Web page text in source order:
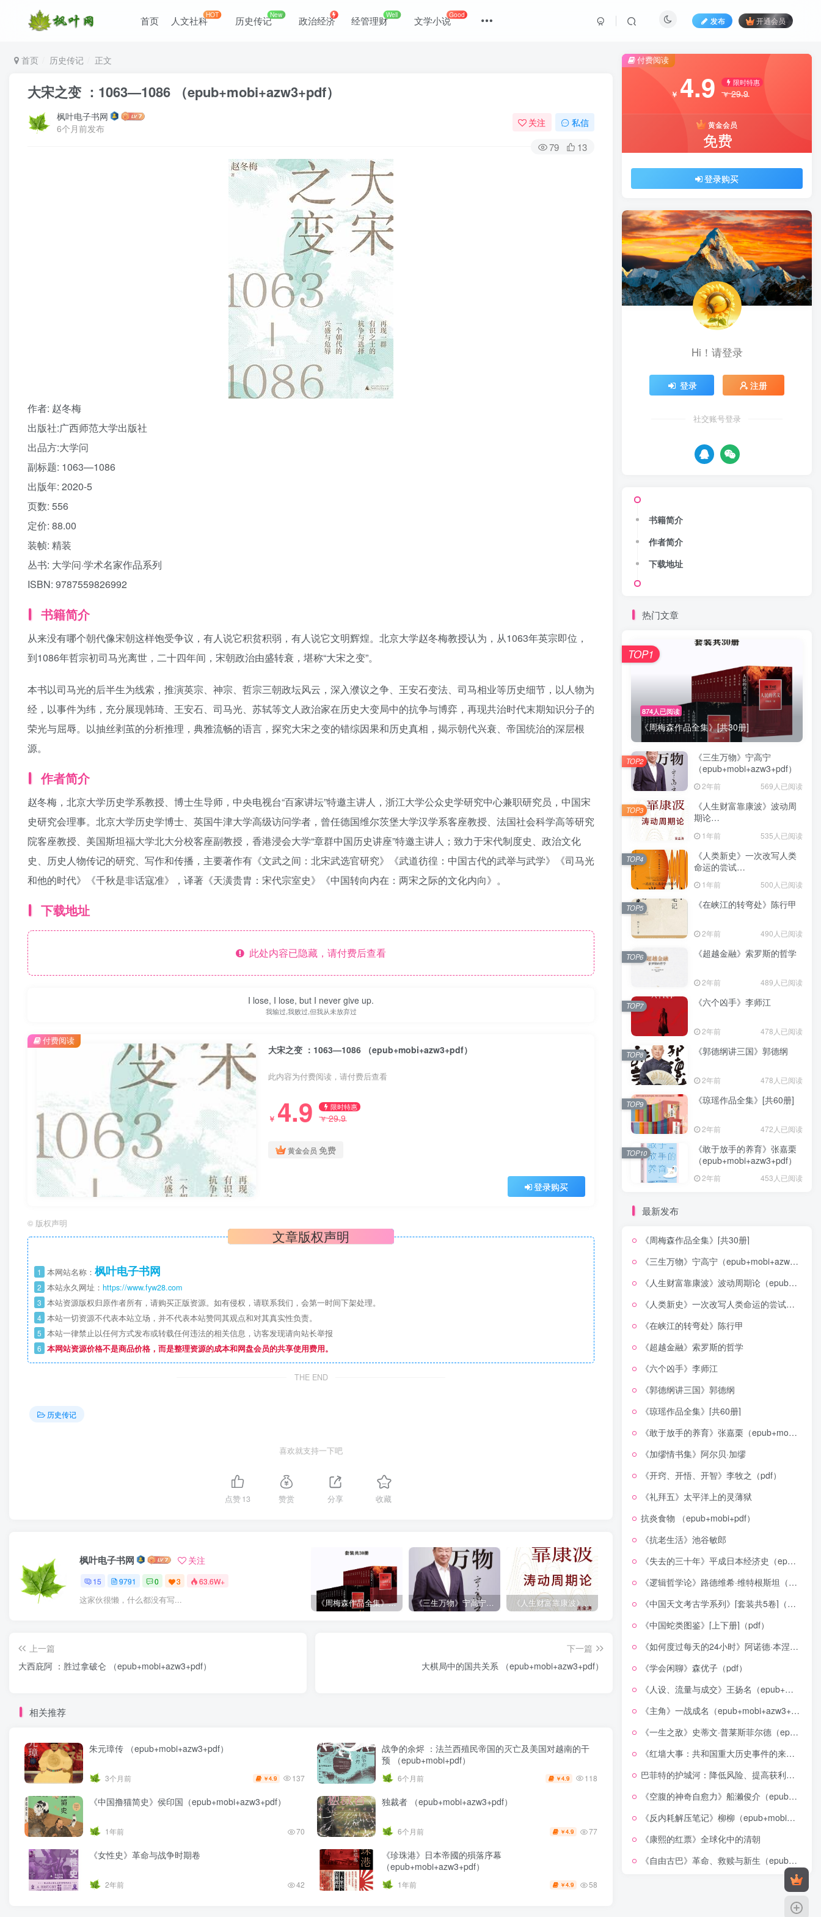
首页 人文社科HOT 历史传记New 政治经济 经管理财Well 文学小说Good
发布 开通会员
首页 历史传记 正文
大宋之变 ：1063—1086 （epub+mobi+azw3+pdf）
枫叶电子书网
6个月前发布
关注 私信
79 13
作者: 赵冬梅
出版社:广西师范大学出版社
出品方:大学问
副标题: 1063—1086
出版年: 2020-5
页数: 556
定价: 88.00
装帧: 精装
丛书: 大学问·学术名家作品系列
ISBN: 9787559826992
书籍简介
从来没有哪个朝代像宋朝这样饱受争议，有人说它积贫积弱，有人说它文明辉煌。北京大学赵冬梅教授认为，从1063年英宗即位，
到1086年哲宗初司马光离世，二十四年间，宋朝政治由盛转衰，堪称“大宋之变”。
本书以司马光的后半生为线索，推演英宗、神宗、哲宗三朝政坛风云，深入濮议之争、王安石变法、司马相业等历史细节，以人物为
经，以事件为纬，充分展现韩琦、王安石、司马光、苏轼等文人政治家在历史大变局中的抗争与博弈，再现共治时代末期知识分子的
荣光与屈辱。以抽丝剥茧的分析推理，典雅流畅的语言，探究大宋之变的错综因果和历史真相，揭示朝代兴衰、帝国统治的深层根
源。
作者简介
赵冬梅，北京大学历史学系教授、博士生导师，中央电视台“百家讲坛”特邀主讲人，浙江大学公众史学研究中心兼职研究员，中国宋
史研究会理事。北京大学历史学博士、英国牛津大学高级访问学者，曾任德国维尔茨堡大学汉学系客座教授、法国社会科学高等研究
院客座教授、美国斯坦福大学北大分校客座副教授，香港浸会大学“章群中国历史讲座”特邀主讲人；致力于宋代制度史、政治文化
史、历史人物传记的研究、写作和传播，主要著作有《文武之间：北宋武选官研究》《武道彷徨：中国古代的武举与武学》《司马光
和他的时代》《千秋是非话寇准》，译著《天潢贵胄：宋代宗室史》《中国转向内在：两宋之际的文化内向》。
下载地址
此处内容已隐藏，请付费后查看
I lose, I lose, but I never give up.
我输过,我败过,但我从未放弃过
大宋之变 ：1063—1086 （epub+mobi+azw3+pdf）
此内容为付费阅读，请付费后查看
￥ 4.9 限时特惠
￥29.9
黄金会员 免费
登录购买
付费阅读
© 版权声明
文章版权声明
1 本网站名称： 枫叶电子书网
2 本站永久网址： https://www.fyw28.com
3 本站资源版权归原作者所有，请购买正版资源。如有侵权，请联系我们，会第一时间下架处理。
4 本站一切资源不代表本站立场，并不代表本站赞同其观点和对其真实性负责。
5 本站一律禁止以任何方式发布或转载任何违法的相关信息，访客发现请向站长举报
6 本网站资源价格不是商品价格，而是整理资源的成本和网盘会员的共享使用费用。
THE END
历史传记
喜欢就支持一下吧
点赞13 赞赏 分享 收藏
枫叶电子书网 关注
15 9791 0 3 63.6W+
这家伙很懒，什么都没有写... 《周梅森作品全集》[共30册] 《三生万物》宁高宁（epub+mobi+azw3+pdf） 《人生财富靠康波》波动周期论（epub+mobi+azw3+pdf） 《人类新史》一次改写人类命运的尝试（epub+mobi+azw3+pdf） 《在峡江的转弯处》陈行甲
上一篇
大西庇阿 ：胜过拿破仑 （epub+mobi+azw3+pdf）
下一篇
大棋局中的国共关系 （epub+mobi+azw3+pdf）
相关推荐
朱元璋传 （epub+mobi+azw3+pdf）
3个月前 ￥4.9 137
战争的余烬 ：法兰西殖民帝国的灭亡及美国对越南的干
预 （epub+mobi+pdf）
6个月前 ￥4.9 118
《中国撸猫简史》侯印国（epub+mobi+azw3+pdf）
1年前 70
独裁者 （epub+mobi+azw3+pdf）
6个月前 ￥4.9 77
《女性史》革命与战争时期卷
2年前 42
《珍珠港》日本帝國的殞落序幕
（epub+mobi+azw3+pdf）
1年前 ￥4.9 58
付费阅读
￥ 4.9 限时特惠
￥29.9
黄金会员
免费
登录购买
Hi！请登录
登录 注册
社交账号登录
书籍简介
作者简介
下载地址
热门文章
874人已阅读
《周梅森作品全集》[共30册]
TOP1
《三生万物》宁高宁
（epub+mobi+azw3+pdf）
2年前 569人已阅读
TOP2
《人生财富靠康波》波动周
期论
1年前 535人已阅读
TOP3
《人类新史》一次改写人类
命运的尝试
1年前 500人已阅读
TOP4
《在峡江的转弯处》陈行甲
2年前 490人已阅读
TOP5
《超越金融》索罗斯的哲学
2年前 489人已阅读
TOP6
《六个凶手》李师江
2年前 478人已阅读
TOP7
《郭德纲讲三国》郭德纲
2年前 478人已阅读
TOP8
《琼瑶作品全集》[共60册]
2年前 472人已阅读
TOP9
《敢于放手的养育》张嘉栗
（epub+mobi+azw3+pdf）
2年前 453人已阅读
TOP10
最新发布
《周梅森作品全集》[共30册]
《三生万物》宁高宁（epub+mobi+azw3+pdf）
《人生财富靠康波》波动周期论（epub+mobi+azw3+pdf）
《人类新史》一次改写人类命运的尝试（epub+mobi+azw3+pdf）
《在峡江的转弯处》陈行甲
《超越金融》索罗斯的哲学
《六个凶手》李师江
《郭德纲讲三国》郭德纲
《琼瑶作品全集》[共60册]
《敢于放手的养育》张嘉栗（epub+mobi+azw3+pdf）
《加缪情书集》阿尔贝·加缪
《开窍、开悟、开智》李牧之（pdf）
《礼拜五》太平洋上的灵薄狱
抗炎食物 （epub+mobi+pdf）
《抗老生活》池谷敏郎
《失去的三十年》平成日本经济史（epub+mobi+azw3+pdf）
《逻辑哲学论》路德维希·维特根斯坦（epub+mobi+azw3+pdf）
《中国天文考古学系列》[套装共5卷]（epub+mobi+azw3+pdf）
《中国蛇类图鉴》[上下册]（pdf）
《如何度过每天的24小时》阿诺德·本涅特（epub+mobi+azw3+pdf）
《学会闲聊》森优子（pdf）
《人设、流量与成交》王扬名（epub+mobi+azw3+pdf）
《主角》一战成名（epub+mobi+azw3+pdf）
《一生之敌》史蒂文·普莱斯菲尔德（epub+mobi+azw3+pdf）
《红墙大事：共和国重大历史事件的来龙去脉》（全二册）（pdf）
巴菲特的护城河：降低风险、提高获利的股市真规则(epub+azw3+mobi)
《空腹的神奇自愈力》船濑俊介（epub+mobi+azw3+pdf）
《反内耗解压笔记》柳柳（epub+mobi+azw3+pdf）
《康熙的红票》全球化中的清朝
《自由古巴》革命、救赎与新生（epub+mobi+azw3+pdf）
登录
没有账号？立即注册
用户名/手机号/邮箱
登录密码
记住登录
社交账号登录